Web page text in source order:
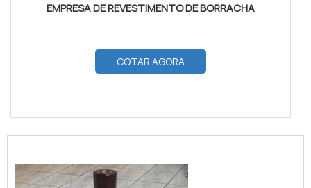
EMPRESA DE REVESTIMENTO DE BORRACHA
COTAR AGORA